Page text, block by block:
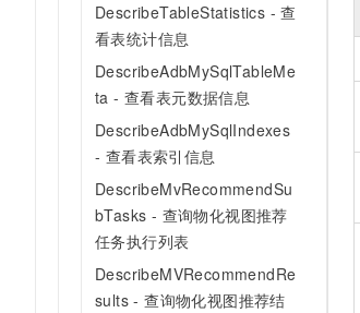
DescribeTableStatistics - 查
看表统计信息
DescribeAdbMySqlTableMe
ta - 查看表元数据信息
DescribeAdbMySqlIndexes
- 查看表索引信息
DescribeMvRecommendSu
bTasks - 查询物化视图推荐
任务执行列表
DescribeMVRecommendRe
sults - 查询物化视图推荐结